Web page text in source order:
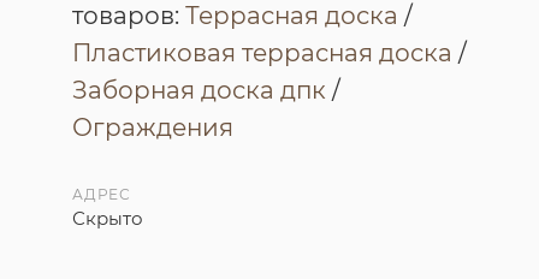
товаров: Террасная доска /
Пластиковая террасная доска /
Заборная доска дпк /
Ограждения
АДРЕС
Скрыто